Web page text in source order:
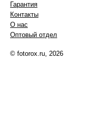
Гарантия
Контакты
О нас
Оптовый отдел
© fotorox.ru, 2026